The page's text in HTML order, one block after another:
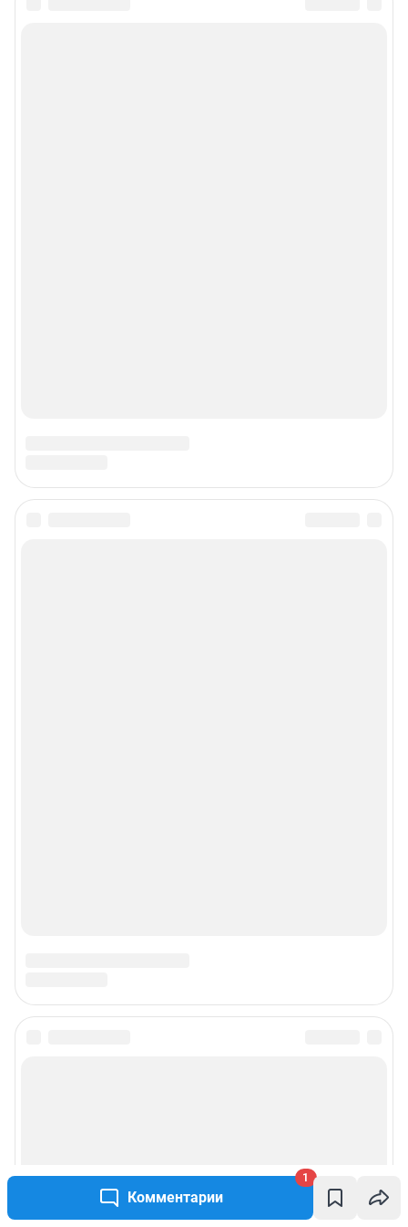
Комментарии
1